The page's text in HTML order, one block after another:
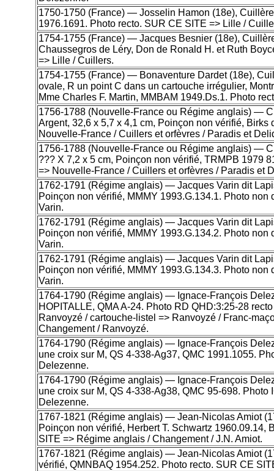
1750-1750 (France) — Josselin Hamon (18e),
1976.1691. Photo recto. SUR CE SITE => Lille /
1754-1755 (France) — Jacques Besnier (18e),
Chaussegros de Léry, Don de Ronald H. et Ruth
=> Lille / Cuillers.
1754-1755 (France) — Bonaventure Dardet (18e),
ovale, R un point C dans un cartouche irrégulier,
Mme Charles F. Martin, MMBAM 1949.Ds.1. Photo
1756-1788 (Nouvelle-France ou Régime anglais) —
Argent, 32,6 x 5,7 x 4,1 cm, Poinçon non vérifié,
Nouvelle-France / Cuillers et orfèvres / Paradis et
1756-1788 (Nouvelle-France ou Régime anglais) —
??? X 7,2 x 5 cm, Poinçon non vérifié, TRMPB 1979
=> Nouvelle-France / Cuillers et orfèvres / Paradis et
1762-1791 (Régime anglais) — Jacques Varin dit
Poinçon non vérifié, MMMY 1993.G.134.1. Photo
Varin.
1762-1791 (Régime anglais) — Jacques Varin dit
Poinçon non vérifié, MMMY 1993.G.134.2. Photo
Varin.
1762-1791 (Régime anglais) — Jacques Varin dit
Poinçon non vérifié, MMMY 1993.G.134.3. Photo
Varin.
1764-1790 (Régime anglais) — Ignace-François
HOPITALLE, QMA A-24. Photo RD QHD:3:25-28
Ranvoyzé / cartouche-listel => Ranvoyzé / Franc-
Changement / Ranvoyzé.
1764-1790 (Régime anglais) — Ignace-François
une croix sur M, QS 4-338-Ag37, QMC 1991.1055.
Delezenne.
1764-1790 (Régime anglais) — Ignace-François
une croix sur M, QS 4-338-Ag38, QMC 95-698.
Delezenne.
1767-1821 (Régime anglais) — Jean-Nicolas Amiot
Poinçon non vérifié, Herbert T. Schwartz
SITE => Régime anglais / Changement / J.N. Amiot.
1767-1821 (Régime anglais) — Jean-Nicolas Amiot
vérifié, QMNBAQ 1954.252. Photo recto. SUR CE